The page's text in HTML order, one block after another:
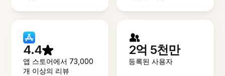
4.4
앱 스토어에서 73,000
개 이상의 리뷰
2억 5천만
등록된 사용자